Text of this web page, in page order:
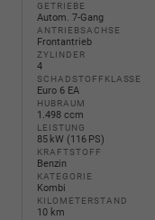
GETRIEBE
Autom. 7-Gang
ANTRIEBSACHSE
Frontantrieb
ZYLINDER
4
SCHADSTOFFKLASSE
Euro 6 EA
HUBRAUM
1.498 ccm
LEISTUNG
85 kW (116 PS)
KRAFTSTOFF
Benzin
KATEGORIE
Kombi
KILOMETERSTAND
10 km